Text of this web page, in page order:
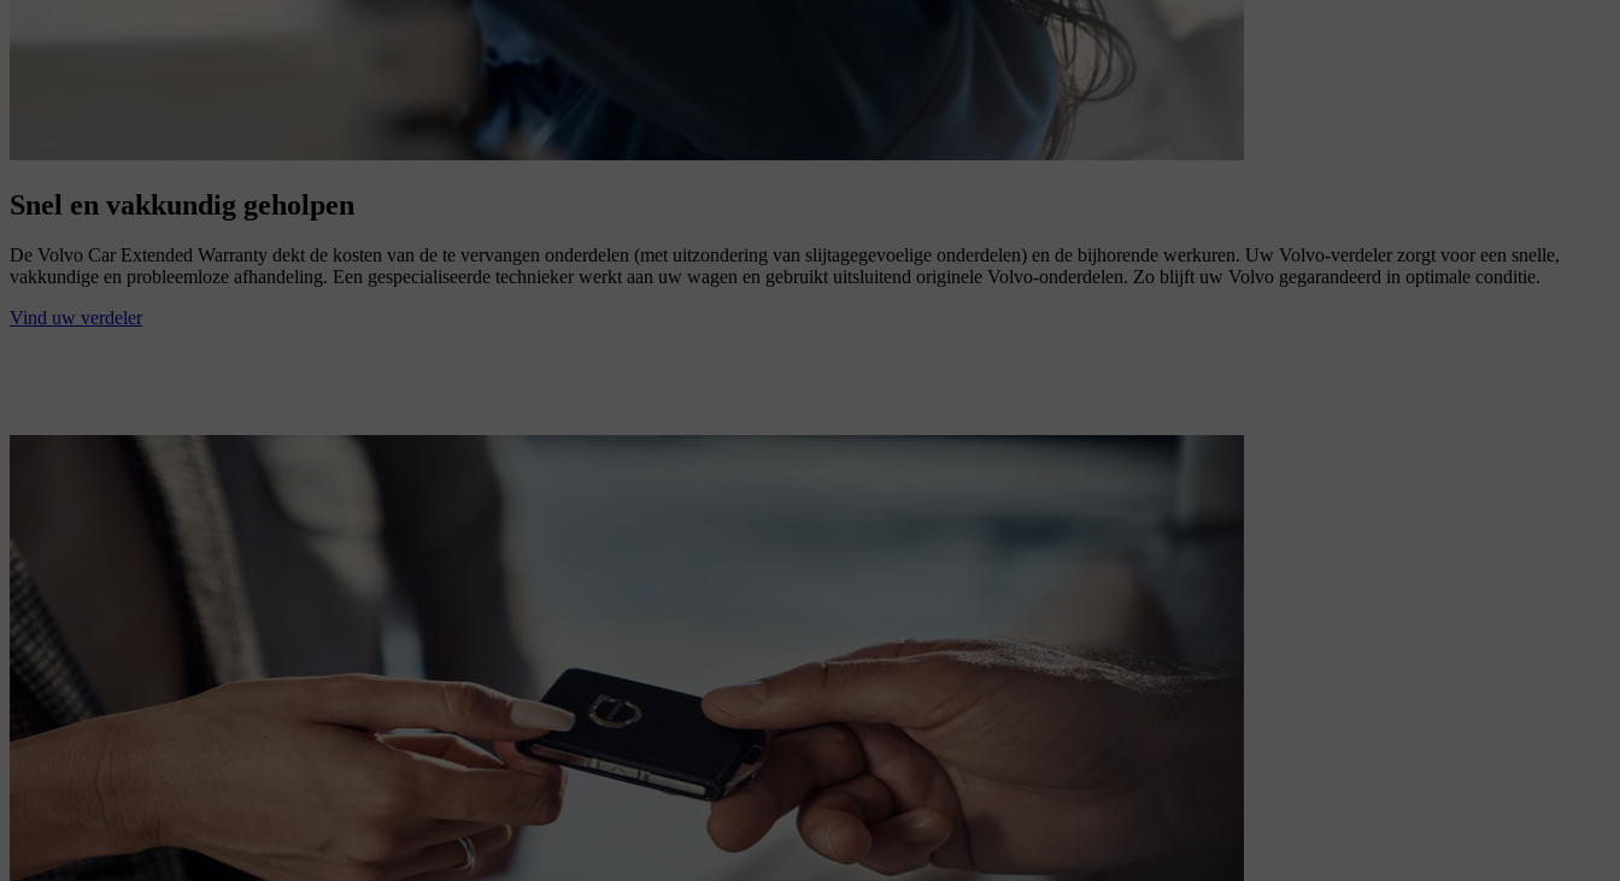
Snel en vakkundig geholpen
De Volvo Car Extended Warranty dekt de kosten van de te vervangen onderdelen (met uitzondering van slijtagegevoelige onderdelen) en de bijhorende werkuren. Uw Volvo-verdeler zorgt voor een snelle,
vakkundige en probleemloze afhandeling. Een gespecialiseerde technieker werkt aan uw wagen en gebruikt uitsluitend originele Volvo-onderdelen. Zo blijft uw Volvo gegarandeerd in optimale conditie.
Vind uw verdeler